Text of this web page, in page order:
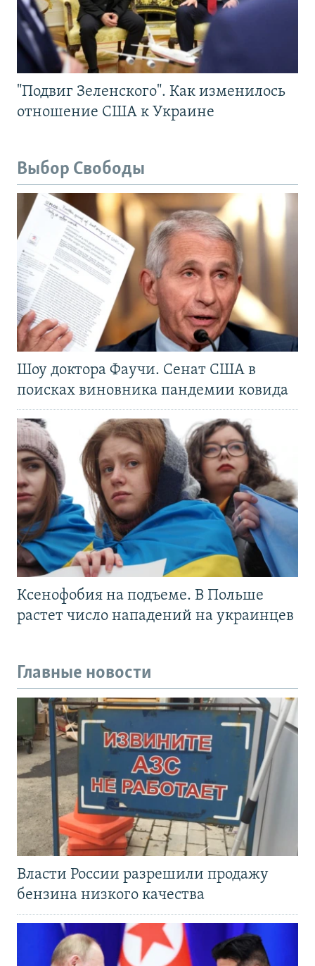
"Подвиг Зеленского". Как изменилось
отношение США к Украине
Выбор Свободы
Шоу доктора Фаучи. Сенат США в
поисках виновника пандемии ковида
Ксенофобия на подъеме. В Польше
растет число нападений на украинцев
Главные новости
Власти России разрешили продажу
бензина низкого качества